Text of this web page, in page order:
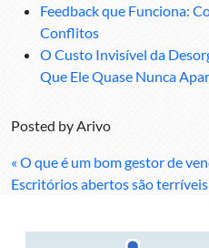
Feedback que Funciona:
Conflitos
O Custo Invisível da
Que Ele Quase Nunca
Posted byArivo
« O que é um bom gestor de
Escritórios abertos são